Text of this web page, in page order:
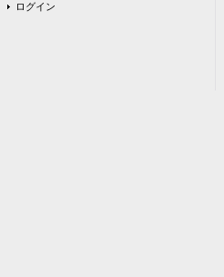
ログイン